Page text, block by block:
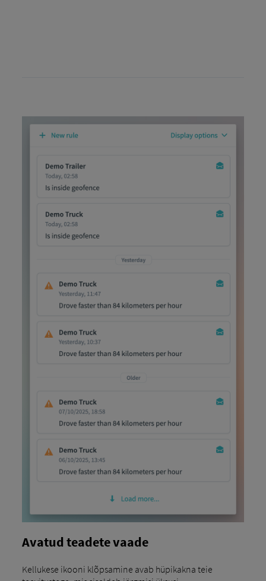
Avatud teadete vaade
Kellukese ikooni klõpsamine avab hüpikakna teie